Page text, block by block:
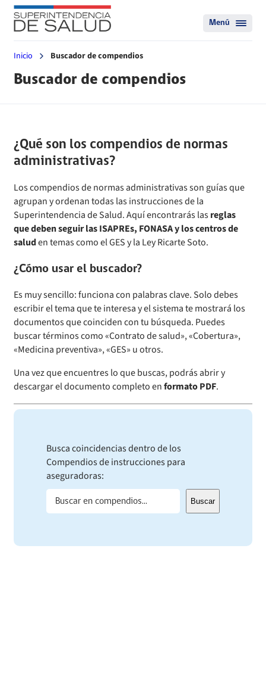
Menú
Inicio Buscador de compendios
Buscador de compendios
¿Qué son los compendios de normas
administrativas?
Los compendios de normas administrativas son guías que
agrupan y ordenan todas las instrucciones de la
Superintendencia de Salud. Aquí encontrarás las reglas
que deben seguir las ISAPREs, FONASA y los centros de
saluden temas como el GES y la Ley Ricarte Soto.
¿Cómo usar el buscador?
Es muy sencillo: funciona con palabras clave. Solo debes
escribir el tema que te interesa y el sistema te mostrará los
documentos que coinciden con tu búsqueda. Puedes
buscar términos como «Contrato de salud», «Cobertura»,
«Medicina preventiva», «GES» u otros.
Una vez que encuentres lo que buscas, podrás abrir y
descargar el documento completo enformato PDF.
Busca coincidencias dentro de los
Compendios de instrucciones para
aseguradoras:
Buscar